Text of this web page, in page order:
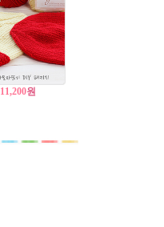
11,200원